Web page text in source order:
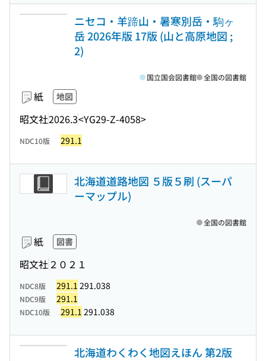
ニセコ・羊蹄山・暑寒別岳・駒ヶ
岳 2026年版 17版 (山と高原地図 ;
2)
紙 地図
昭文社2026.3<YG29-Z-4058>
国立国会図書館 全国の図書館
NDC10版 291.1
北海道道路地図 ５版５刷 (スーパ
ーマップル)
紙 図書
昭文社 ２０２１
全国の図書館
NDC8版 291.1 291.038
NDC9版 291.1
NDC10版 291.1 291.038
北海道わくわく地図えほん 第2版